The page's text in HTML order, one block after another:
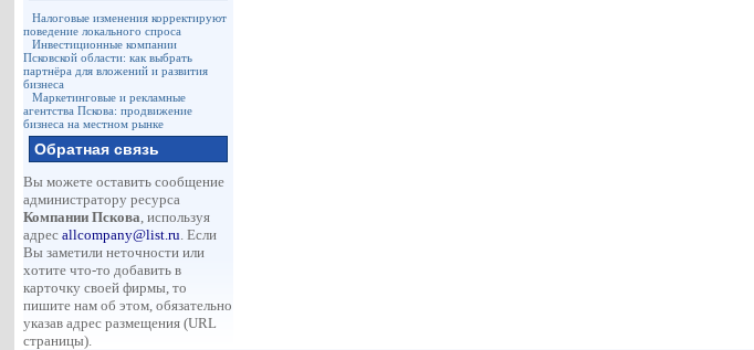
Налоговые изменения корректируют
поведение локального спроса
Инвестиционные компании
Псковской области: как выбрать
партнёра для вложений и развития
бизнеса
Маркетинговые и рекламные
агентства Пскова: продвижение
бизнеса на местном рынке
Обратная связь
Вы можете оставить сообщение
администратору ресурса
Компании Пскова, используя
адресallcompany@list.ru. Если
Вы заметили неточности или
хотите что-то добавить в
карточку своей фирмы, то
пишите нам об этом, обязательно
указав адрес размещения (URL
страницы).